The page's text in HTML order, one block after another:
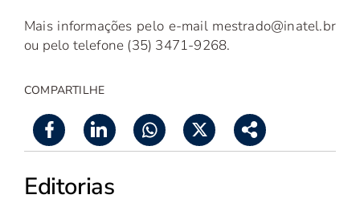
Mais informações pelo e-mail mestrado@inatel.br
ou pelo telefone (35) 3471-9268.
COMPARTILHE
Editorias